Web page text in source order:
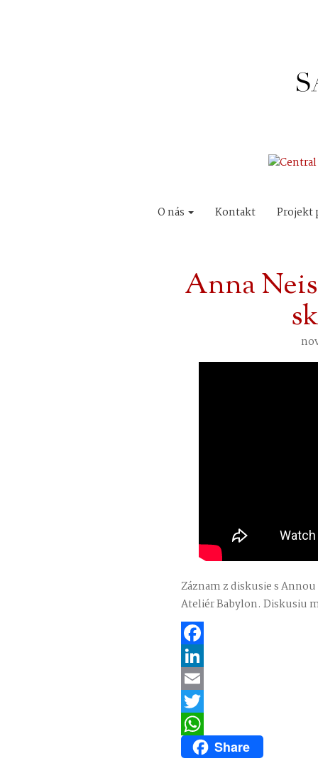
O nás Kontakt Projekt
Anna
Záznam z diskusie s
Ateliér Babylon. Diskusiu
Facebook
LinkedIn
Email
Twitter
WhatsAppShare